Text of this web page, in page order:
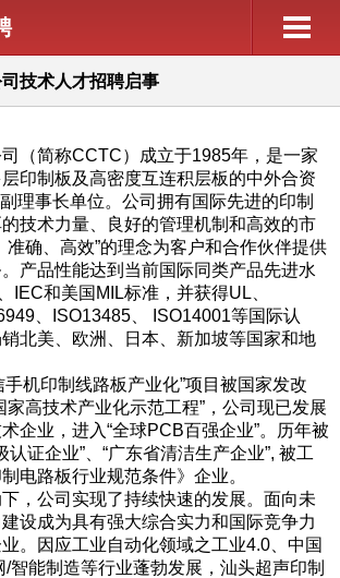
技术人才招聘启事
（简称CCTC）成立于1985年，是一家
印制板及高密度互连积层板的中外合资
理事长单位。公司拥有国际先进的印制
技术力量、良好的管理机制和高效的市
准确、高效”的理念为客户和合作伙伴提供
产品性能达到当前国际同类产品先进水
IEC和美国MIL标准，并获得UL、
、ISO13485、 ISO14001等国际认
北美、欧洲、日本、新加坡等国家和地
机印制线路板产业化”项目被国家发改
家高技术产业化示范工程”，公司现已发展
企业，进入“全球PCB百强企业”。历年被
认证企业”、“广东省清洁生产企业”, 被工
电路板行业规范条件》企业。
，公司实现了持续快速的发展。面向未
设成为具有强大综合实力和国际竞争力
。因应工业自动化领域之工业4.0、中国
智能制造等行业蓬勃发展，汕头超声印制